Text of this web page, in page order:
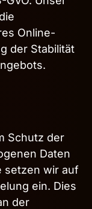
Online-
der Stabilität
Schutz der
Daten
setzen wir auf
ein. Dies
der